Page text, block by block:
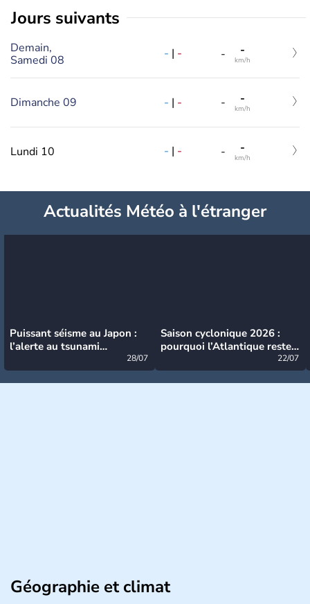
jours suivants
Demain,
Samedi 08
- | - - -
km/h
Dimanche 09 - | - - -
km/h
Lundi 10 - | - - -
km/h
Actualités Météo à l'étranger
Puissant séisme au Japon :
l’alerte au tsunami
28/07
Saison cyclonique 2026 :
pourquoi l’Atlantique reste
22/07
Géographie et climat